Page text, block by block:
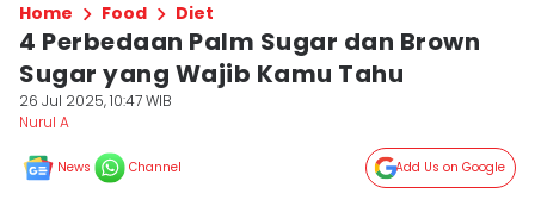
Home Food Diet
4 Perbedaan Palm Sugar dan Brown
Sugar yang Wajib Kamu Tahu
26 Jul 2025, 10:47 WIB
Nurul A
News Channel Add Us on Google